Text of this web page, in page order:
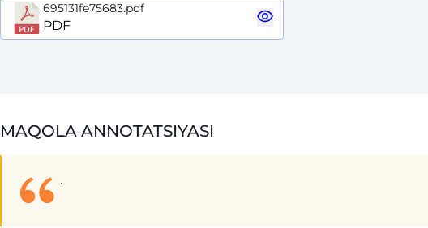
695131fe75683.pdf
PDF
MAQOLA ANNOTATSIYASI
.